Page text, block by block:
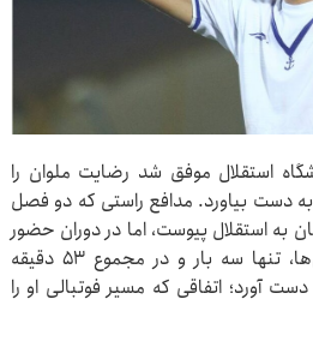
استقلال موفق شد رضایت ملوان را
به دست بیاورد. مدافع راستی که دو فصل
استقلال پیوست، اما در دوران حضور
جواد نکونام روی نیمکت آبی‌ها، تنها سه بار و در مجموع ۵۳ دقیقه
آورد؛ اتفاقی که مسیر فوتبالی او را